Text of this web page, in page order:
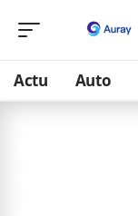
Actu Auto